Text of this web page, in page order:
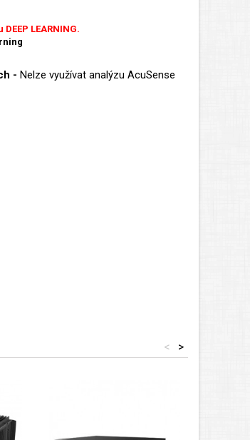
LEARNING.
- Nelze využívat analýzu AcuSense
>
<